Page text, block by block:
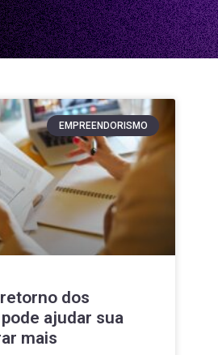
EMPREENDORISMO
dos
ajudar sua
mais